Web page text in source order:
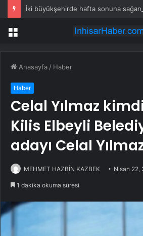
Menü
Anasayfa / Haber
Haber
Celal Yılmaz
Kilis Elbeyli
adayı Celal
MEHMET HAZBİN KAZBEK Nisan 22,
1 dakika okuma süresi